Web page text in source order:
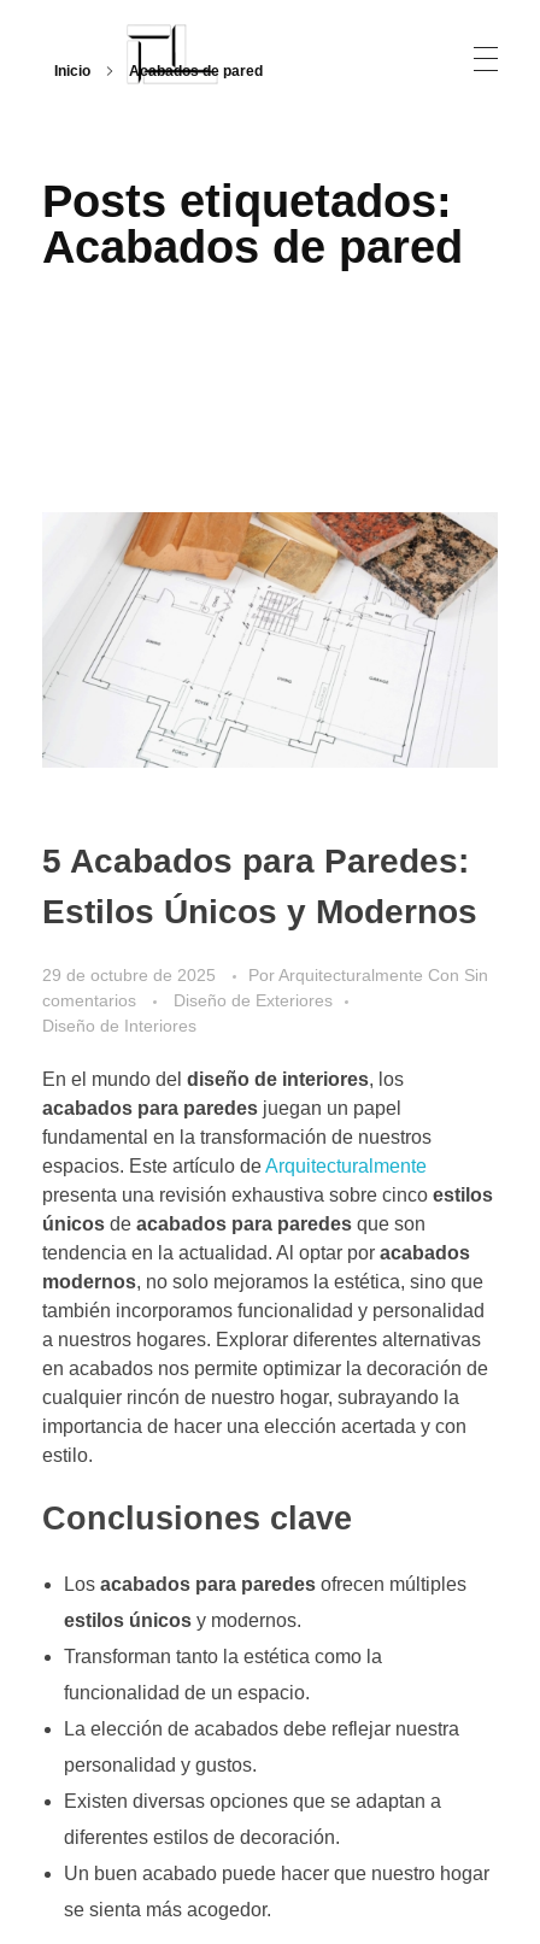
Inicio Acabados de pared
Posts etiquetados:
Acabados de pared
5 Acabados para Paredes:
Estilos Únicos y Modernos
29 de octubre de 2025 PorArquitecturalmente Con Sin
comentarios
Diseño de Exteriores
Diseño de Interiores
En el mundo del diseño de interiores, los
acabados para paredes juegan un papel
fundamental en la transformación de nuestros
espacios. Este artículo deArquitecturalmente
presenta una revisión exhaustiva sobre cinco estilos
únicos de acabados para paredes que son
tendencia en la actualidad. Al optar por acabados
modernos, no solo mejoramos la estética, sino que
también incorporamos funcionalidad y personalidad
a nuestros hogares. Explorar diferentes alternativas
en acabados nos permite optimizar la decoración de
cualquier rincón de nuestro hogar, subrayando la
importancia de hacer una elección acertada y con
estilo.
Conclusiones clave
Los acabados para paredesofrecen múltiples
estilos únicosy modernos.
Transforman tanto la estética como la
funcionalidad de un espacio.
La elección de acabados debe reflejar nuestra
personalidad y gustos.
Existen diversas opciones que se adaptan a
diferentes estilos de decoración.
Un buen acabado puede hacer que nuestro hogar
se sienta más acogedor.